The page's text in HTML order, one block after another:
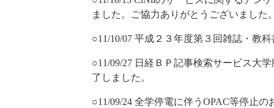
ました。ご協力ありがとうございました
○11/10/07 平成２３年度第３回雑誌・教
○11/09/27 日経ＢＰ記事検索サービス大
了しました。
○11/09/24 全学停電に伴うOPAC等停止